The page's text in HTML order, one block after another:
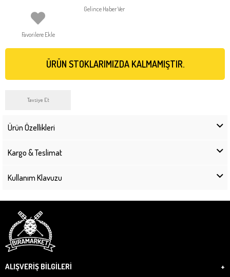
Favorilere Ekle
Gelince Haber Ver
ÜRÜN STOKLARIMIZDA KALMAMIŞTIR.
Tavsiye Et
Ürün Özellikleri
Kargo & Teslimat
Kullanım Klavuzu
ALIŞVERİŞ BİLGİLERİ